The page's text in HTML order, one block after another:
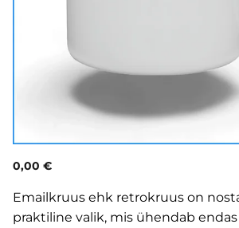
0,00 €
Emailkruus ehk retrokruus on
praktiline valik, mis ühendab endas